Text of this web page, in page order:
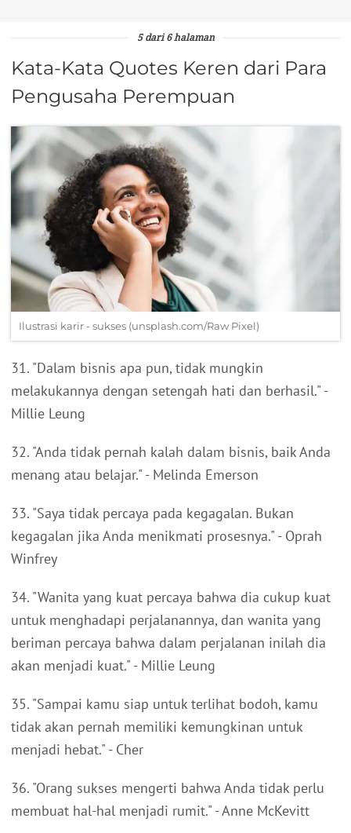
5 dari 6 halaman
Kata-Kata Quotes Keren dari Para
Pengusaha Perempuan
Ilustrasi karir - sukses (unsplash.com/Raw Pixel)
31. "Dalam bisnis apa pun, tidak mungkin
melakukannya dengan setengah hati dan berhasil." -
Millie Leung
32. "Anda tidak pernah kalah dalam bisnis, baik Anda
menang atau belajar." - Melinda Emerson
33. "Saya tidak percaya pada kegagalan. Bukan
kegagalan jika Anda menikmati prosesnya." - Oprah
Winfrey
34. "Wanita yang kuat percaya bahwa dia cukup kuat
untuk menghadapi perjalanannya, dan wanita yang
beriman percaya bahwa dalam perjalanan inilah dia
akan menjadi kuat." - Millie Leung
35. "Sampai kamu siap untuk terlihat bodoh, kamu
tidak akan pernah memiliki kemungkinan untuk
menjadi hebat." - Cher
36. "Orang sukses mengerti bahwa Anda tidak perlu
membuat hal-hal menjadi rumit." - Anne McKevitt